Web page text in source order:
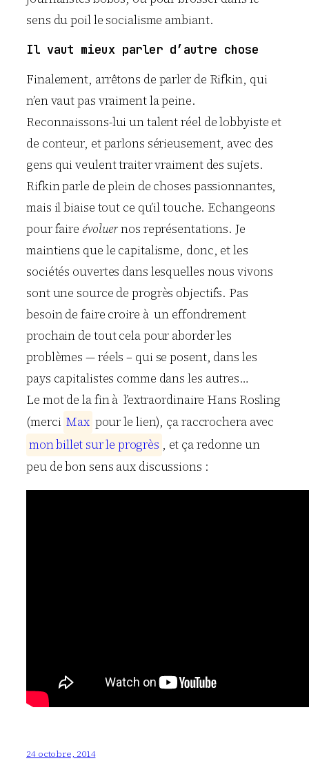
sens du poil le socialisme ambiant.
Il vaut mieux parler d’autre chose
Finalement, arrêtons de parler de Rifkin, qui
n’en vaut pas vraiment la peine.
Reconnaissons-lui un talent réel de lobbyiste et
de conteur, et parlons sérieusement, avec des
gens qui veulent traiter vraiment des sujets.
Rifkin parle de plein de choses passionnantes,
mais il biaise tout ce qu’il touche. Echangeons
pour faire évoluernos représentations. Je
maintiens que le capitalisme, donc, et les
sociétés ouvertes dans lesquelles nous vivons
sont une source de progrès objectifs. Pas
besoin de faire croire à un effondrement
prochain de tout cela pour aborder les
problèmes — réels – qui se posent, dans les
pays capitalistes comme dans les autres…
Le mot de la fin à l’extraordinaire Hans Rosling
(merci Max pour le lien), ça raccrochera avec
monbillet surle progrès , et ça redonne un
peu de bon sens aux discussions :
24 octobre, 2014